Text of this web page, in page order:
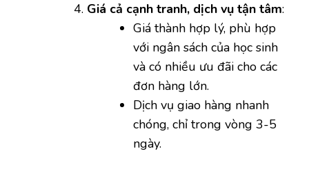
Giá cả cạnh tranh, dịch vụ tận tâm:
Giá thành hợp lý, phù hợp
với ngân sách của học sinh
và có nhiều ưu đãi cho các
đơn hàng lớn.
Dịch vụ giao hàng nhanh
chóng, chỉ trong vòng 3-5
ngày.